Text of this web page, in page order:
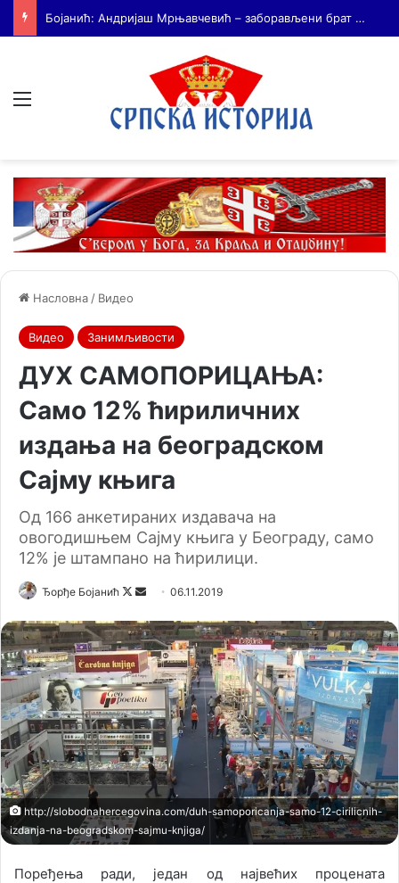
На Дражин дан у Лондону обележено 80. година од мучког убиства генерала Драгољуба Драже Михаиловића
Насловна / Видео
Видео Занимљивости
ДУХ САМОПОРИЦАЊА:
Само 12% ћириличних
издања на београдском
Сајму књига
Од 166 анкетираних издавача на
овогодишњем Сајму књига у Београду, само
12% је штампано на ћирилици.
Ђорђе Бојанић
F
l
l
o
w
o
n
X
n
d
a
n
e
m
a
i
l
06.11.2019
http://slobodnahercegovina.com/duh-samoporicanja-samo-12-cirilicnih-
izdanja-na-beogradskom-sajmu-knjiga/
Поређења ради, један од највећих процената